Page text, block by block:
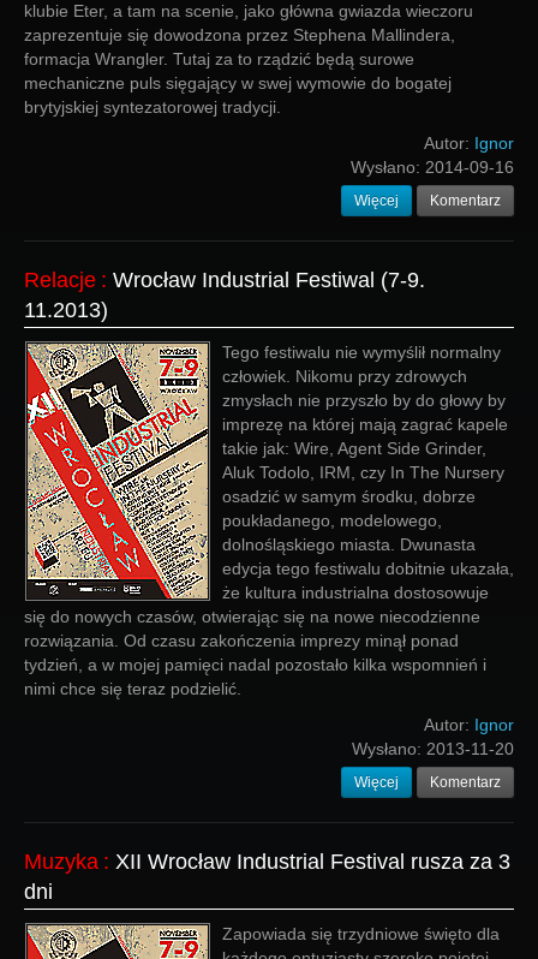
klubie Eter, a tam na scenie, jako główna gwiazda wieczoru
zaprezentuje się dowodzona przez Stephena Mallindera,
formacja Wrangler. Tutaj za to rządzić będą surowe
mechaniczne puls sięgający w swej wymowie do bogatej
brytyjskiej syntezatorowej tradycji.
Autor: Ignor
Wysłano: 2014-09-16
Więcej Komentarz
Relacje : Wrocław Industrial Festiwal (7-9.
11.2013)
Tego festiwalu nie wymyślił normalny
człowiek. Nikomu przy zdrowych
zmysłach nie przyszło by do głowy by
imprezę na której mają zagrać kapele
takie jak: Wire, Agent Side Grinder,
Aluk Todolo, IRM, czy In The Nursery
osadzić w samym środku, dobrze
poukładanego, modelowego,
dolnośląskiego miasta. Dwunasta
edycja tego festiwalu dobitnie ukazała,
że kultura industrialna dostosowuje
się do nowych czasów, otwierając się na nowe niecodzienne
rozwiązania. Od czasu zakończenia imprezy minął ponad
tydzień, a w mojej pamięci nadal pozostało kilka wspomnień i
nimi chce się teraz podzielić.
Autor: Ignor
Wysłano: 2013-11-20
Więcej Komentarz
Muzyka : XII Wrocław Industrial Festival rusza za 3
dni
Zapowiada się trzydniowe święto dla